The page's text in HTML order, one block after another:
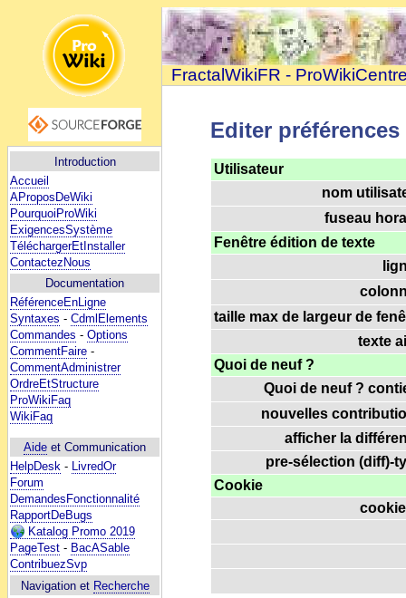
Introduction
Accueil
AProposDeWiki
PourquoiProWiki
ExigencesSystème
TéléchargerEtInstaller
ContactezNous
Documentation
RéférenceEnLigne
Syntaxes - CdmlElements
Commandes - Options
CommentFaire -
CommentAdministrer
OrdreEtStructure
ProWikiFaq
WikiFaq
Aide et Communication
HelpDesk - LivredOr
Forum
DemandesFonctionnalité
RapportDeBugs
Katalog Promo 2019
PageTest - BacASable
ContribuezSvp
Navigation et Recherche
FractalWikiFR -
Editer préférences
Utilisateur
nom
fuseau
Fenêtre édition de texte
taille max de largeur de
texte
Quoi de neuf ?
Quoi de neuf ?
nouvelles
afficher la
pre-sélection (diff)-
Cookie